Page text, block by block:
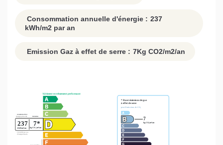
Consommation annuelle d'énergie : 237
kWh/m2 par an
Emission Gaz à effet de serre : 7Kg CO2/m2/an